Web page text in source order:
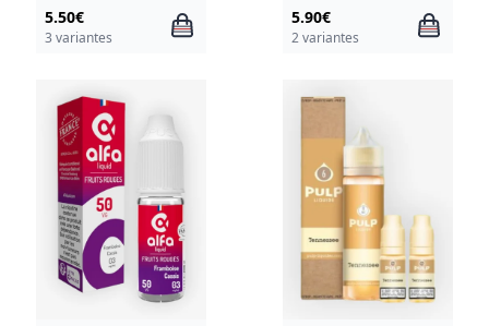
5.50€
3 variantes
5.90€
2 variantes